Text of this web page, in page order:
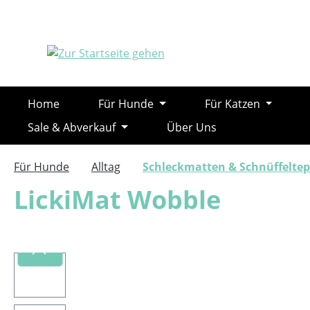
Home Für Hunde Für Katzen
Sale & Abverkauf
Über Uns
Für Hunde Alltag Schleckmatten &
LickiMat Wobble
Bildergalerie überspringen